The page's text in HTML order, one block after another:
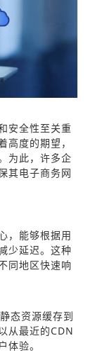
安全性至关重
度的期望，
为此，许多企
其电子商务网
，能够根据用
少延迟。这种
同地区快速响
态资源缓存到
从最近的CDN
验。